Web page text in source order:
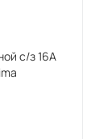
с/з 16А